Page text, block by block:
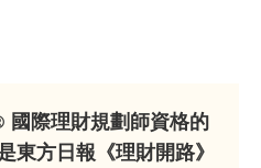
國際理財規劃師資格的
東方日報《理財開路》